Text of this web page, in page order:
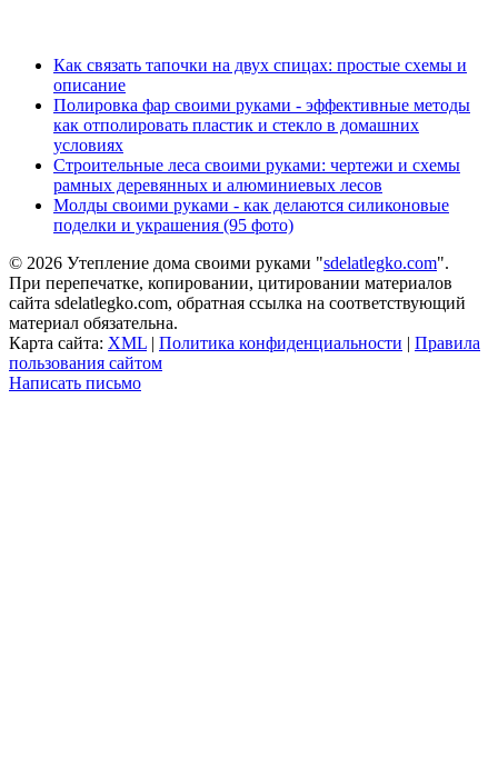
Как связать тапочки на двух спицах: простые схемы и
описание
Полировка фар своими руками - эффективные методы
как отполировать пластик и стекло в домашних
условиях
Строительные леса своими руками: чертежи и схемы
рамных деревянных и алюминиевых лесов
Молды своими руками - как делаются силиконовые
поделки и украшения (95 фото)
© 2026 Утепление дома своими руками "sdelatlegko.com".
При перепечатке, копировании, цитировании материалов
сайта sdelatlegko.com, обратная ссылка на соответствующий
материал обязательна.
Карта сайта: XML | Политика конфиденциальности | Правила
пользования сайтом
Написать письмо